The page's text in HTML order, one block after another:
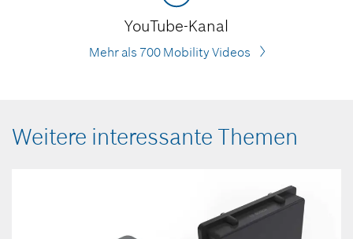
YouTube-Kanal
Mehr als 700 Mobility Videos
Weitere interessante Themen